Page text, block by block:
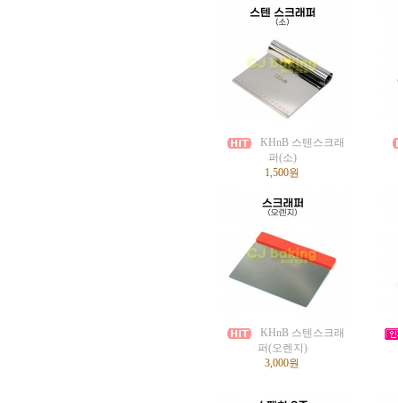
KHnB 스텐스크래
퍼(소)
1,500원
KHnB 스텐스크래
퍼(오렌지)
3,000원